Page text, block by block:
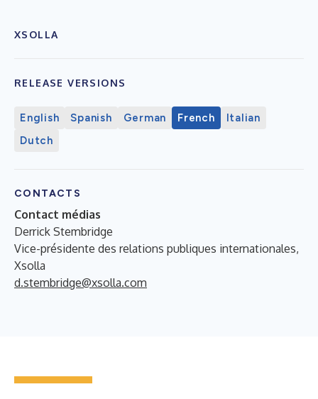
XSOLLA
RELEASE VERSIONS
English Spanish German French
Italian
Dutch
CONTACTS
Contact médias
Derrick Stembridge
Vice-présidente des relations publiques internationales,
Xsolla
d.stembridge@xsolla.com